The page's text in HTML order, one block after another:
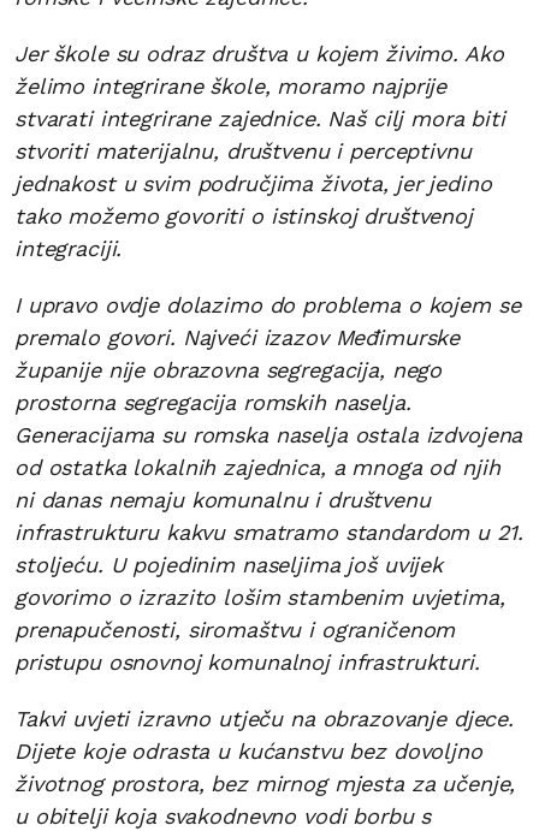
Jer škole su odraz društva u kojem živimo. Ako
želimo integrirane škole, moramo najprije
stvarati integrirane zajednice. Naš cilj mora biti
stvoriti materijalnu, društvenu i perceptivnu
jednakost u svim područjima života, jer jedino
tako možemo govoriti o istinskoj društvenoj
integraciji.
I upravo ovdje dolazimo do problema o kojem se
premalo govori. Najveći izazov Međimurske
županije nije obrazovna segregacija, nego
prostorna segregacija romskih naselja.
Generacijama su romska naselja ostala izdvojena
od ostatka lokalnih zajednica, a mnoga od njih
ni danas nemaju komunalnu i društvenu
infrastrukturu kakvu smatramo standardom u 21.
stoljeću. U pojedinim naseljima još uvijek
govorimo o izrazito lošim stambenim uvjetima,
prenapučenosti, siromaštvu i ograničenom
pristupu osnovnoj komunalnoj infrastrukturi.
Takvi uvjeti izravno utječu na obrazovanje djece.
Dijete koje odrasta u kućanstvu bez dovoljno
životnog prostora, bez mirnog mjesta za učenje,
u obitelji koja svakodnevno vodi borbu s